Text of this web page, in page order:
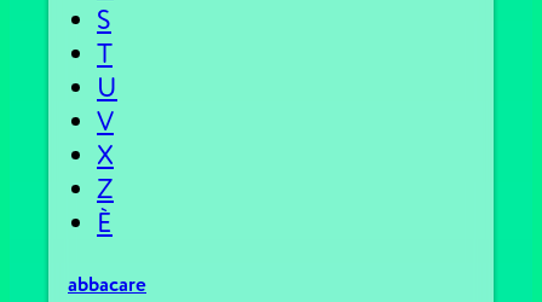
S
T
U
V
X
Z
È
abbacare